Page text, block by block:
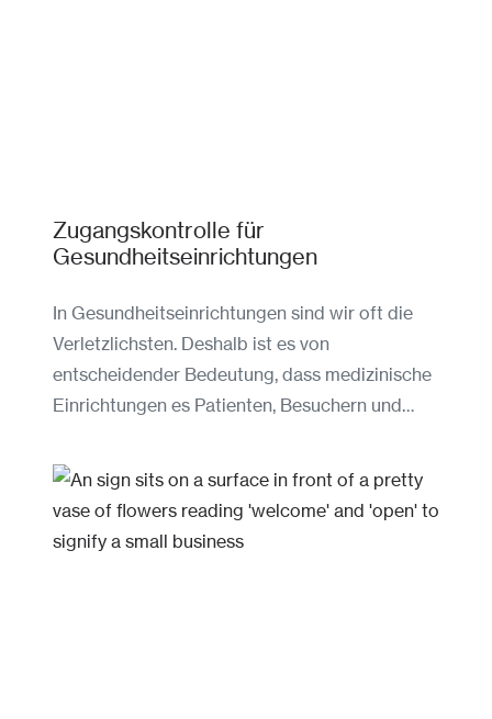
Zugangskontrolle für
Gesundheitseinrichtungen
In Gesundheitseinrichtungen sind wir oft die
Verletzlichsten. Deshalb ist es von
entscheidender Bedeutung, dass medizinische
Einrichtungen es Patienten, Besuchern und…